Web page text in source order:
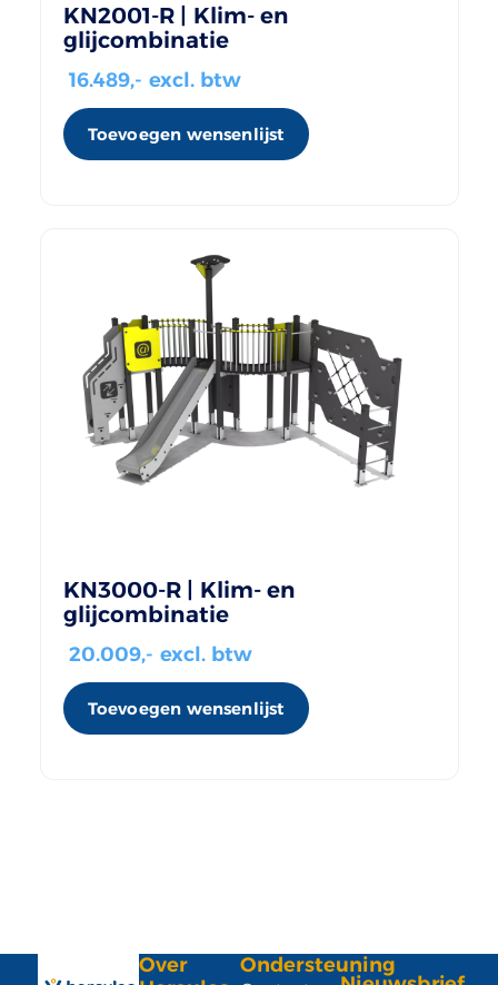
KN2001-R | Klim- en
glijcombinatie
16.489,- excl. btw
Toevoegen wensenlijst
KN3000-R | Klim- en
glijcombinatie
20.009,- excl. btw
Toevoegen wensenlijst
Over
Ondersteuning